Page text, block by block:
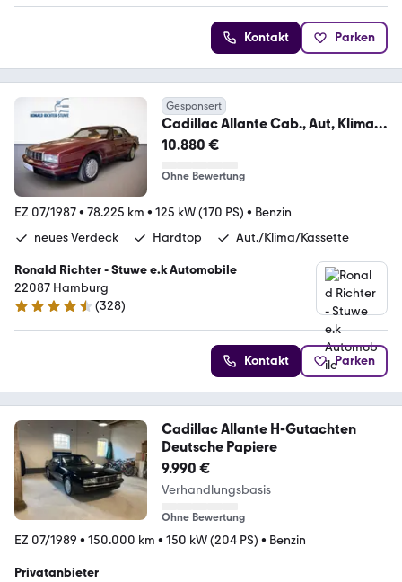
Kontakt Parken
Gesponsert
Cadillac Allante Cab., Aut, Klima,
Leder, neues Verdeck
10.880 €
Ohne Bewertung
EZ 07/1987• 78.225 km • 125 kW (170 PS) • Benzin
neues Verdeck
Hardtop Aut./Klima/Kassette
Ronald Richter - Stuwe e.k Automobile
22087 Hamburg
4.6 Sterne
(328)
Kontakt Parken
Cadillac Allante H-Gutachten
Deutsche Papiere
9.990 €
Verhandlungsbasis
Ohne Bewertung
EZ 07/1989 • 150.000 km • 150 kW (204 PS) • Benzin
Privatanbieter